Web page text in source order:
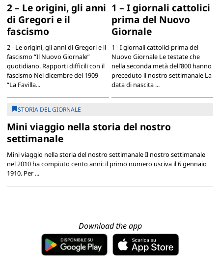
2 – Le origini, gli anni
di Gregori e il
fascismo
2 - Le origini, gli anni di Gregori e il
fascismo “Il Nuovo Giornale”
quotidiano. Rapporti difficili con il
fascismo Nel dicembre del 1909
“La Favilla...
1 – I giornali cattolici
prima del Nuovo
Giornale
1 - I giornali cattolici prima del
Nuovo Giornale Le testate che
nella seconda metà dell’800 hanno
preceduto il nostro settimanale La
data di nascita ...
STORIA DEL GIORNALE
Mini viaggio nella storia del nostro
settimanale
Mini viaggio nella storia del nostro settimanale Il nostro settimanale
nel 2010 ha compiuto cento anni: il primo numero usciva il 6 gennaio
1910. Per ...
Download the app